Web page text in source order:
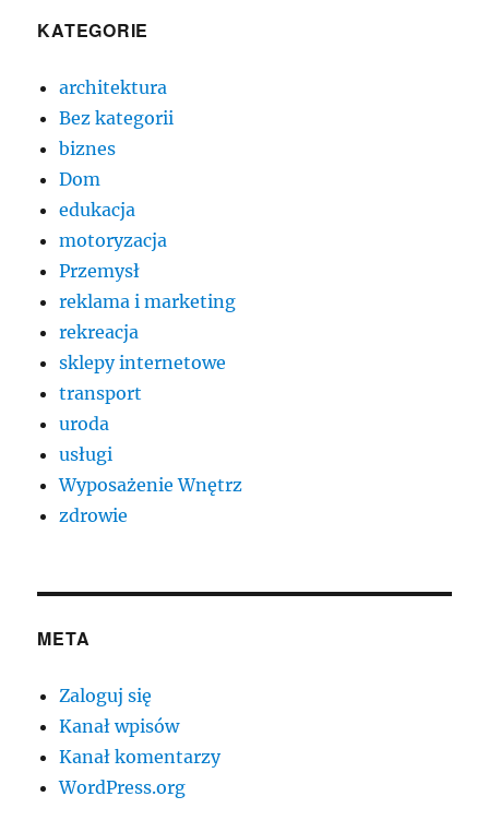
KATEGORIE
architektura
Bez kategorii
biznes
Dom
edukacja
motoryzacja
Przemysł
reklama i marketing
rekreacja
sklepy internetowe
transport
uroda
usługi
Wyposażenie Wnętrz
zdrowie
META
Zaloguj się
Kanał wpisów
Kanał komentarzy
WordPress.org